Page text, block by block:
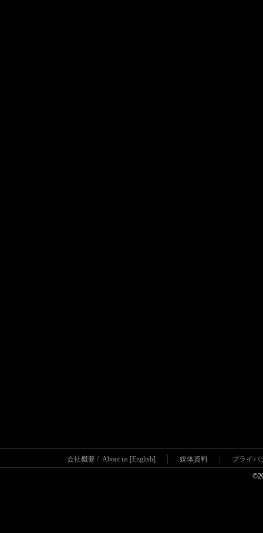
会社概要 / About us [English] 媒体資料 プライバ